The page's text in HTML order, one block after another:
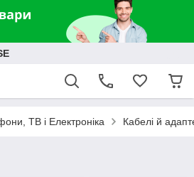
ТВ і Електроніка Кабелі й